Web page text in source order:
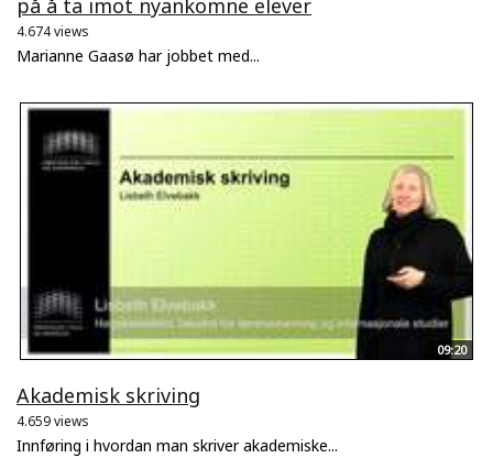
på å ta imot nyankomne elever
4.674 views
Marianne Gaasø har jobbet med...
09:20
Akademisk skriving
4.659 views
Innføring i hvordan man skriver akademiske...